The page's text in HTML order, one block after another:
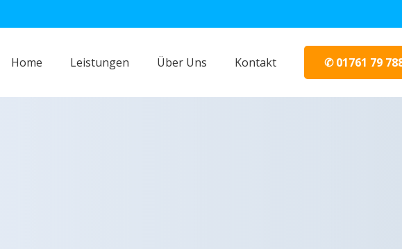
Home Leistungen Über Uns Kontakt ✆ 01761 79